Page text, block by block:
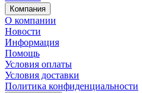
Компания
О компании
Новости
Информация
Помощь
Условия оплаты
Условия доставки
Политика конфиденциальности